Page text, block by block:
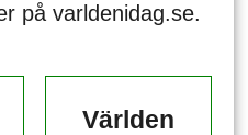
på varldenidag.se.
Världen